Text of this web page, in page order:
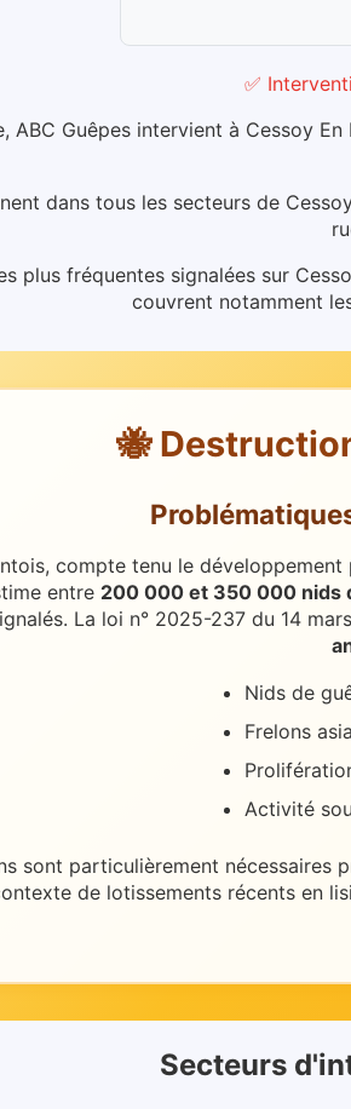
✅
ABC Guêpes intervient à Cessoy
dans tous les secteurs de
plus fréquentes signalées sur
couvrent notamment
🐝
compte tenu le
entre 200 000 et 350 000 nids
La loi n° 2025-237 du 14
Nids de
Frelons
Activité
sont particulièrement nécessaires
de lotissements récents en
Secteurs